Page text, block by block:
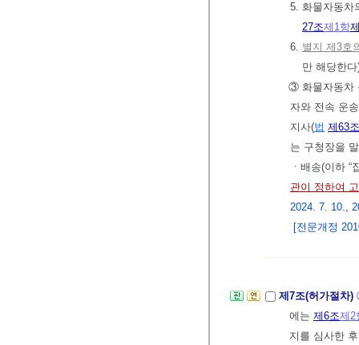
5. 화물자동차
27조제1항
6. 별지 제3호
만 해당한다
③ 화물자동차
자와 전속 운
지사(법 제63조
는 구청장을
ㆍ배송(이하
관이 정하여
2024. 7. 10.,
[전문개정
제7조(허가절차)
에는 제6조제2
지를 심사한